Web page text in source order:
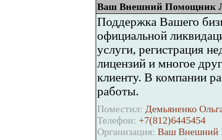
Ваш Внешний Помощник
Поддержка Вашего
официальной
услуги, регистрация
лицензий и многое
клиенту. В компании
работы.
Поместил: Демьяненко
Телефон: +7(812)6445454
Организация: Ваш Внешний